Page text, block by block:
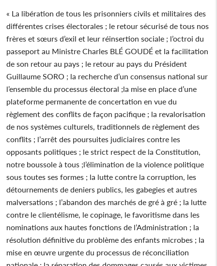
« La libération de tous les prisonniers civils et militaires des
différentes crises électorales ; le retour sécurisé de tous nos
frères et sœurs d’exil et leur réinsertion sociale ; l’octroi du
passeport au Ministre Charles BLÉ GOUDÉ et la facilitation
de son retour au pays ; le retour au pays du Président
Guillaume SORO ; la recherche d’un consensus national sur
l’ensemble du processus électoral ;la mise en place d’une
plateforme permanente de concertation en vue du
règlement des conflits de façon pacifique ; la revalorisation
de nos systèmes culturels, traditionnels de règlement des
conflits ; l’arrêt des poursuites judiciaires contre les
opposants politiques ; le strict respect de la Constitution,
notre boussole à tous ;l’élimination de la violence politique
sous toutes ses formes ; la lutte contre la corruption, les
détournements de deniers publics, les gabegies et autres
malversations ; l’abandon des marchés de gré à gré ; la lutte
contre le clientélisme, le copinage, le favoritisme dans les
nominations aux hautes fonctions de l’Administration ; la
résolution définitive du problème des enfants microbes ; la
mise en œuvre urgente du processus de réconciliation